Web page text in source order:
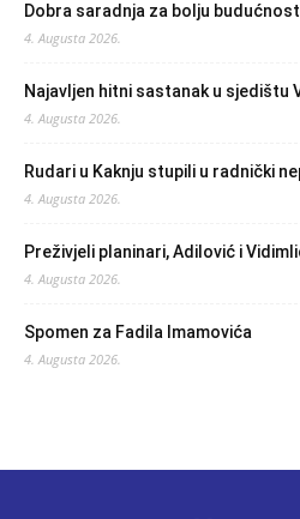
Dobra saradnja za bolju
4. Augusta 2026.
Najavljen hitni sastanak u sjedištu
4. Augusta 2026.
Rudari u Kaknju stupili u radnički
4. Augusta 2026.
Preživjeli planinari, Adilović i
4. Augusta 2026.
Spomen za Fadila Imamovića
4. Augusta 2026.